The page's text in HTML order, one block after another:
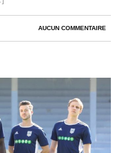
AUCUN COMMENTAIRE